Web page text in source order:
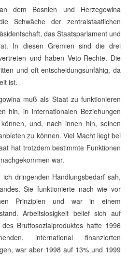
dem Bosnien und Herzegowina
Schwäche der zentralstaatlichen
das Staatsparlament und
In diesen Gremien sind die drei
und haben Veto-Rechte. Die
und oft entscheidungsunfähig, da
ist.
muß als Staat zu funktionieren
hin, in internationalen Beziehungen
und, nach innen hin, seinen
zu können. Viel Macht liegt bei
hat trotzdem bestimmte Funktionen
war.
dringenden Handlungsbedarf sah,
Sie funktionierte nach wie vor
Prinzipien und war in einem
Arbeitslosigkeit belief sich auf
Bruttosozialproduktes hatte 1996
international finanzierten
war aber 1998 auf 13% und 1999